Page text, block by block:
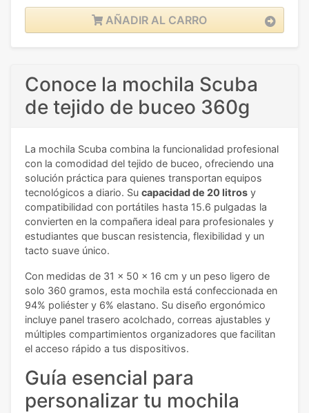
AÑADIR AL CARRO
Conoce la mochila Scuba
de tejido de buceo 360g
La mochila Scuba combina la funcionalidad profesional
con la comodidad del tejido de buceo, ofreciendo una
solución práctica para quienes transportan equipos
tecnológicos a diario. Su capacidad de 20 litros y
compatibilidad con portátiles hasta 15.6 pulgadas la
convierten en la compañera ideal para profesionales y
estudiantes que buscan resistencia, flexibilidad y un
tacto suave único.
Con medidas de 31 x 50 x 16 cm y un peso ligero de
solo 360 gramos, esta mochila está confeccionada en
94% poliéster y 6% elastano. Su diseño ergonómico
incluye panel trasero acolchado, correas ajustables y
múltiples compartimientos organizadores que facilitan
el acceso rápido a tus dispositivos.
Guía esencial para
personalizar tu mochila